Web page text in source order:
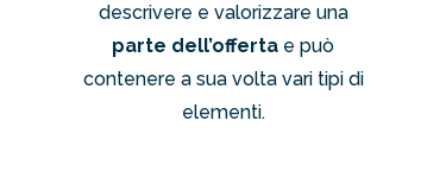
descrivere e valorizzare una
parte dell’offerta e può
contenere a sua volta vari tipi di
elementi.